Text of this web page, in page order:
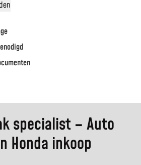
specialist – Auto
Honda inkoop